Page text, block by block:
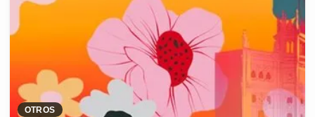
OTROS